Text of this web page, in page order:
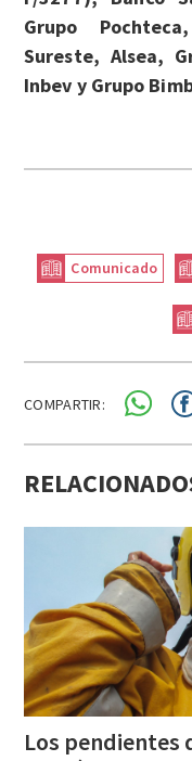
Grupo
Sureste, Alsea,
Inbev y Grupo
Comunicado
COMPARTIR:
Los pendientes